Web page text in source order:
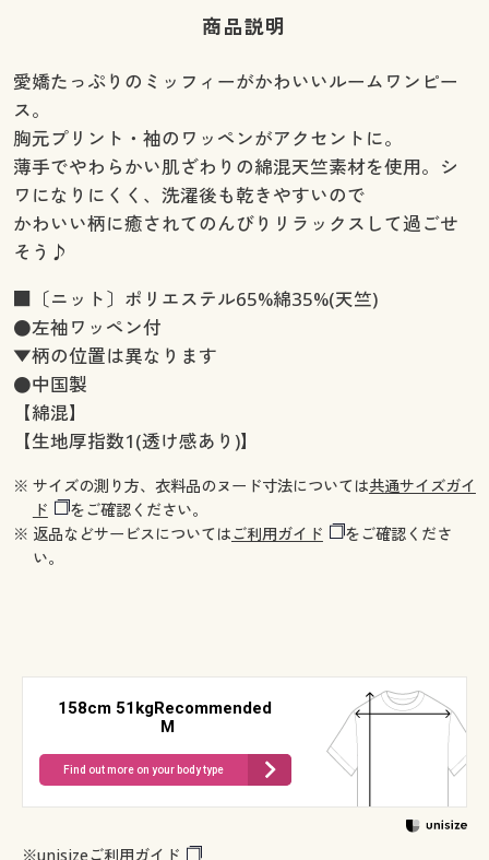
商品説明
愛嬌たっぷりのミッフィーがかわいいルームワンピー
ス。
胸元プリント・袖のワッペンがアクセントに。
薄手でやわらかい肌ざわりの綿混天竺素材を使用。シ
ワになりにくく、洗濯後も乾きやすいので
かわいい柄に癒されてのんびりリラックスして過ごせ
そう♪
■〔ニット〕ポリエステル65%綿35%(天竺)
●左袖ワッペン付
▼柄の位置は異なります
●中国製
【綿混】
【生地厚指数1(透け感あり)】
※ サイズの測り方、衣料品のヌード寸法については共通サイズガイ
ド
をご確認ください。
※ 返品などサービスについてはご利用ガイド
をご確認くださ
い。
158cm 51kgRecommended
M
Find out more on your body type
※unisizeご利用ガイド